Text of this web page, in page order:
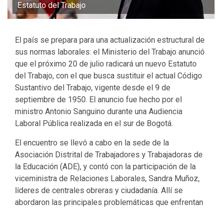
Estatuto del Trabajo
El país se prepara para una actualización estructural de
sus normas laborales: el Ministerio del Trabajo anunció
que el próximo 20 de julio radicará un nuevo Estatuto
del Trabajo, con el que busca sustituir el actual Código
Sustantivo del Trabajo, vigente desde el 9 de
septiembre de 1950. El anuncio fue hecho por el
ministro Antonio Sanguino durante una Audiencia
Laboral Pública realizada en el sur de Bogotá.
​El encuentro se llevó a cabo en la sede de la
Asociación Distrital de Trabajadores y Trabajadoras de
la Educación (ADE), y contó con la participación de la
viceministra de Relaciones Laborales, Sandra Muñoz,
líderes de centrales obreras y ciudadanía. Allí se
abordaron las principales problemáticas que enfrentan